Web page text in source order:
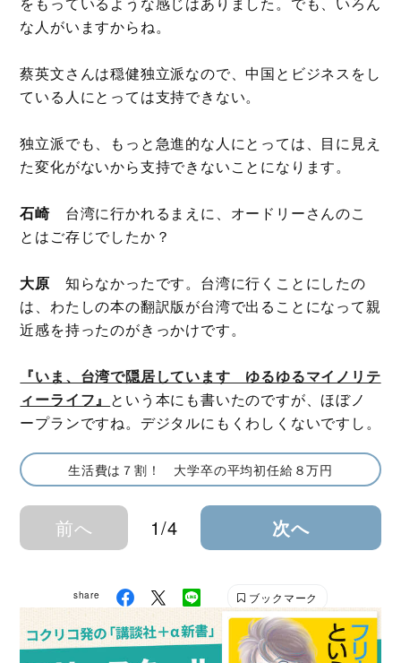
な人がいますからね。
蔡英文さんは穏健独立派なので、中国とビジネスをし
ている人にとっては支持できない。
独立派でも、もっと急進的な人にとっては、目に見え
た変化がないから支持できないことになります。
石崎 台湾に行かれるまえに、オードリーさんのこ
とはご存じでしたか？
大原 知らなかったです。台湾に行くことにしたの
は、わたしの本の翻訳版が台湾で出ることになって親
近感を持ったのがきっかけです。
『いま、台湾で隠居しています ゆるゆるマイノリテ
ィーライフ』 という本にも書いたのですが、ほぼノ
ープランですね。デジタルにもくわしくないですし。
生活費は７割！ 大学卒の平均初任給８万円
前へ 1/4 次へ
share ブックマーク